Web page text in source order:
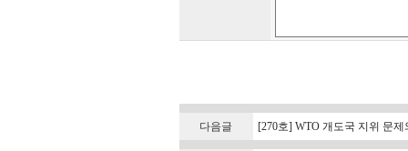
다음글 [270호] WTO 개도국 지위 문